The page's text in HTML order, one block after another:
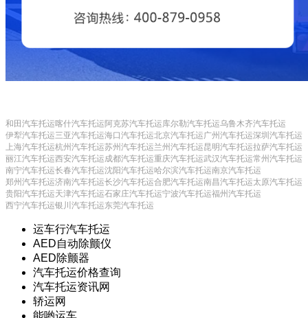
和田汽车托运喀什汽车托运阿克苏汽车托运库尔勒汽车托运乌鲁木齐汽车托运
伊犁汽车托运三亚汽车托运海口汽车托运北京汽车托运广州汽车托运深圳汽车托运
上海汽车托运杭州汽车托运苏州汽车托运兰州汽车托运昆明汽车托运拉萨汽车托运
丽江汽车托运西安汽车托运成都汽车托运重庆汽车托运武汉汽车托运常州汽车托运
南宁汽车托运长春汽车托运沈阳汽车托运哈尔滨汽车托运南京汽车托运
郑州汽车托运济南汽车托运长沙汽车托运合肥汽车托运南昌汽车托运太原汽车托运
贵阳汽车托运天津汽车托运石家庄汽车托运宁波汽车托运福州汽车托运
西宁汽车托运银川汽车托运东莞汽车托运
运车行汽车托运
AED自动除颤仪
AED除颤器
汽车托运价格查询
汽车托运资讯网
轿运网
能哟运车